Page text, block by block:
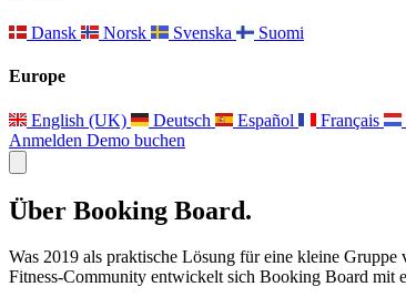
Dansk Norsk Svenska Suomi
Europe
English (UK) Deutsch Español Français
Anmelden Demo buchen
Über Booking Board.
Was 2019 als praktische Lösung für eine kleine
Fitness-Community entwickelt sich Booking Board mit